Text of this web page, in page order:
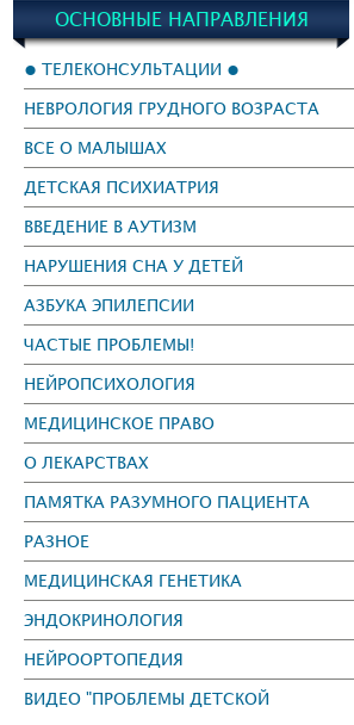
ОСНОВНЫЕ НАПРАВЛЕНИЯ
● ТЕЛЕКОНСУЛЬТАЦИИ ●
НЕВРОЛОГИЯ ГРУДНОГО ВОЗРАСТА
ВСЕ О МАЛЫШАХ
ДЕТСКАЯ ПСИХИАТРИЯ
ВВЕДЕНИЕ В АУТИЗМ
НАРУШЕНИЯ СНА У ДЕТЕЙ
АЗБУКА ЭПИЛЕПСИИ
ЧАСТЫЕ ПРОБЛЕМЫ!
НЕЙРОПСИХОЛОГИЯ
МЕДИЦИНСКОЕ ПРАВО
О ЛЕКАРСТВАХ
ПАМЯТКА РАЗУМНОГО ПАЦИЕНТА
РАЗНОЕ
МЕДИЦИНСКАЯ ГЕНЕТИКА
ЭНДОКРИНОЛОГИЯ
НЕЙРООРТОПЕДИЯ
ВИДЕО "ПРОБЛЕМЫ ДЕТСКОЙ